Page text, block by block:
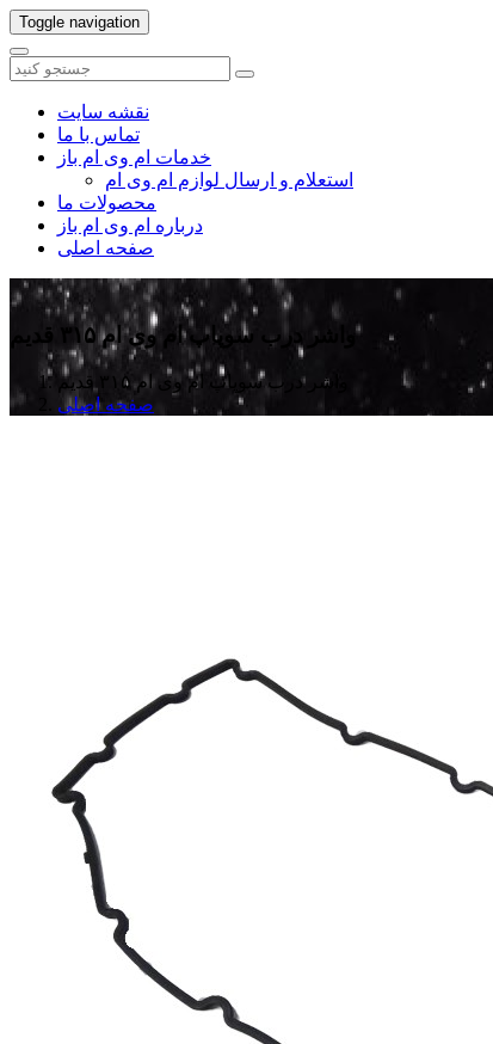
Toggle navigation
نقشه سایت
تماس با ما
خدمات ام وی ام باز
استعلام و ارسال لوازم ام وی ام
محصولات ما
درباره ام وی ام باز
صفحه اصلی
واشر درب سوپاپ ام وی ام ۳۱۵ قدیم
واشر درب سوپاپ ام وی ام ۳۱۵ قدیم
صفحه اصلی